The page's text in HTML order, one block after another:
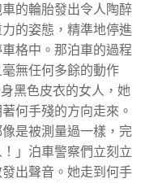
的輪胎發出令人陶醉
的姿態，精準地停進
格中。那泊車的過程
無任何多餘的動作
黑色皮衣的女人，她
何手殘的方向走來。
是被測量過一樣，完
」泊車警察們立刻立
出聲音。她走到何手